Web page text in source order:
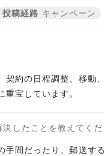
投稿経路 キャンペーン
契約の日程調整、移
宝しています。
したことを教えてくだ
間だったり、郵送す